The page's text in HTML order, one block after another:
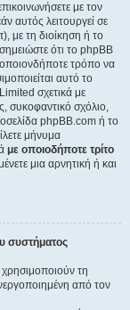
με τον
αυτός λειτουργεί σε
με τη διοίκηση ή το
ότι το phpBB
τρόπο να
αυτό το
σχετικά με
συκοφαντικό σχόλιο,
phpBB.com ή το
μήνυμα
με οποιοδήποτε τρίτο
μια αρνητική ή και
συστήματος
τη
από τον